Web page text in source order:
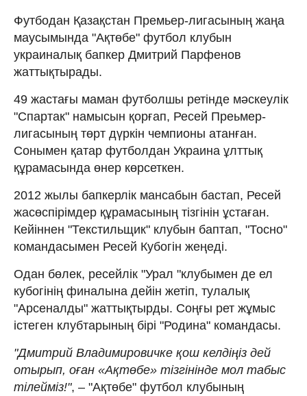
Футбодан Қазақстан Премьер-лигасының жаңа
маусымында "Ақтөбе" футбол клубын
украиналық бапкер Дмитрий Парфенов
жаттықтырады.
49 жастағы маман футболшы ретінде мәскеулік
"Спартак" намысын қорғап, Ресей Преьмер-
лигасының төрт дүркін чемпионы атанған.
Сонымен қатар футболдан Украина ұлттық
құрамасында өнер көрсеткен.
2012 жылы бапкерлік мансабын бастап, Ресей
жасөспірімдер құрамасының тізгінін ұстаған.
Кейіннен "Текстильщик" клубын баптап, "Тосно"
командасымен Ресей Кубогін жеңеді.
Одан бөлек, ресейлік "Урал "клубымен де ел
кубогінің финалына дейін жетіп, тулалық
"Арсеналды" жаттықтырды. Соңғы рет жұмыс
істеген клубтарының бірі "Родина" командасы.
"Дмитрий Владимировичке қош келдіңіз дей
отырып, оған «Ақтөбе» тізгінінде мол табыс
тілейміз!", – "Ақтөбе" футбол клубының